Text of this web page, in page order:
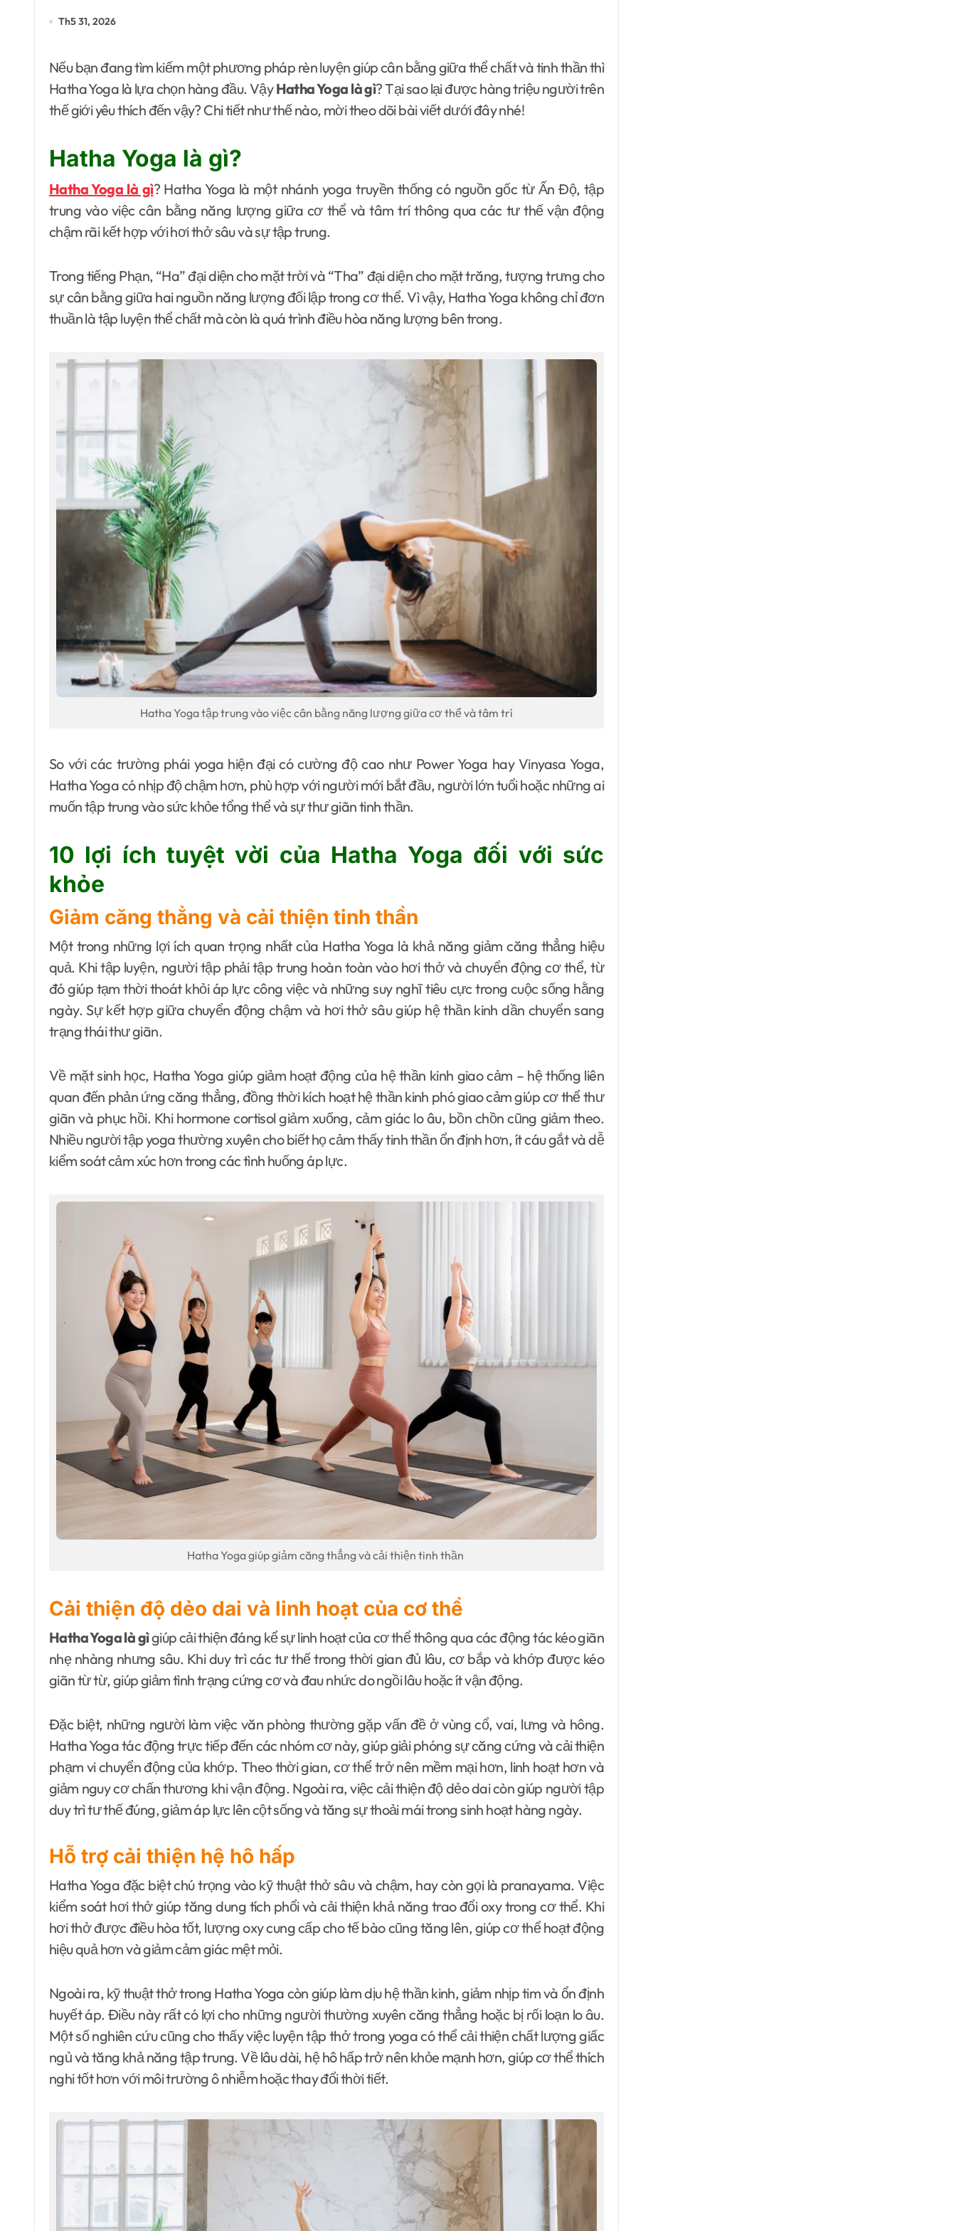
Th5 31, 2026
Nếu bạn đang tìm kiếm một phương pháp rèn luyện giúp cân bằng giữa thể chất và tinh thần thì
Hatha Yoga là lựa chọn hàng đầu. VậyHatha Yoga là gì? Tại sao lại được hàng triệu người trên
thế giới yêu thích đến vậy? Chi tiết như thế nào, mời theo dõi bài viết dưới đây nhé!
Hatha Yoga là gì?
Hatha Yoga là gì? Hatha Yoga là một nhánh yoga truyền thống có nguồn gốc từ Ấn Độ, tập
trung vào việc cân bằng năng lượng giữa cơ thể và tâm trí thông qua các tư thế vận động
chậm rãi kết hợp với hơi thở sâu và sự tập trung.
Trong tiếng Phạn, “Ha” đại diện cho mặt trời và “Tha” đại diện cho mặt trăng, tượng trưng cho
sự cân bằng giữa hai nguồn năng lượng đối lập trong cơ thể. Vì vậy, Hatha Yoga không chỉ đơn
thuần là tập luyện thể chất mà còn là quá trình điều hòa năng lượng bên trong.
Hatha Yoga tập trung vào việc cân bằng năng lượng giữa cơ thể và tâm trí
So với các trường phái yoga hiện đại có cường độ cao như Power Yoga hay Vinyasa Yoga,
Hatha Yoga có nhịp độ chậm hơn, phù hợp với người mới bắt đầu, người lớn tuổi hoặc những ai
muốn tập trung vào sức khỏe tổng thể và sự thư giãn tinh thần.
10 lợi ích tuyệt vời của Hatha Yoga đối với sức
khỏe
Giảm căng thẳng và cải thiện tinh thần
Một trong những lợi ích quan trọng nhất của Hatha Yoga là khả năng giảm căng thẳng hiệu
quả. Khi tập luyện, người tập phải tập trung hoàn toàn vào hơi thở và chuyển động cơ thể, từ
đó giúp tạm thời thoát khỏi áp lực công việc và những suy nghĩ tiêu cực trong cuộc sống hằng
ngày. Sự kết hợp giữa chuyển động chậm và hơi thở sâu giúp hệ thần kinh dần chuyển sang
trạng thái thư giãn.
Về mặt sinh học, Hatha Yoga giúp giảm hoạt động của hệ thần kinh giao cảm – hệ thống liên
quan đến phản ứng căng thẳng, đồng thời kích hoạt hệ thần kinh phó giao cảm giúp cơ thể thư
giãn và phục hồi. Khi hormone cortisol giảm xuống, cảm giác lo âu, bồn chồn cũng giảm theo.
Nhiều người tập yoga thường xuyên cho biết họ cảm thấy tinh thần ổn định hơn, ít cáu gắt và dễ
kiểm soát cảm xúc hơn trong các tình huống áp lực.
Hatha Yoga giúp giảm căng thẳng và cải thiện tinh thần
Cải thiện độ dẻo dai và linh hoạt của cơ thể
Hatha Yoga là gìgiúp cải thiện đáng kể sự linh hoạt của cơ thể thông qua các động tác kéo giãn
nhẹ nhàng nhưng sâu. Khi duy trì các tư thế trong thời gian đủ lâu, cơ bắp và khớp được kéo
giãn từ từ, giúp giảm tình trạng cứng cơ và đau nhức do ngồi lâu hoặc ít vận động.
Đặc biệt, những người làm việc văn phòng thường gặp vấn đề ở vùng cổ, vai, lưng và hông.
Hatha Yoga tác động trực tiếp đến các nhóm cơ này, giúp giải phóng sự căng cứng và cải thiện
phạm vi chuyển động của khớp. Theo thời gian, cơ thể trở nên mềm mại hơn, linh hoạt hơn và
giảm nguy cơ chấn thương khi vận động. Ngoài ra, việc cải thiện độ dẻo dai còn giúp người tập
duy trì tư thế đúng, giảm áp lực lên cột sống và tăng sự thoải mái trong sinh hoạt hàng ngày.
Hỗ trợ cải thiện hệ hô hấp
Hatha Yoga đặc biệt chú trọng vào kỹ thuật thở sâu và chậm, hay còn gọi là pranayama. Việc
kiểm soát hơi thở giúp tăng dung tích phổi và cải thiện khả năng trao đổi oxy trong cơ thể. Khi
hơi thở được điều hòa tốt, lượng oxy cung cấp cho tế bào cũng tăng lên, giúp cơ thể hoạt động
hiệu quả hơn và giảm cảm giác mệt mỏi.
Ngoài ra, kỹ thuật thở trong Hatha Yoga còn giúp làm dịu hệ thần kinh, giảm nhịp tim và ổn định
huyết áp. Điều này rất có lợi cho những người thường xuyên căng thẳng hoặc bị rối loạn lo âu.
Một số nghiên cứu cũng cho thấy việc luyện tập thở trong yoga có thể cải thiện chất lượng giấc
ngủ và tăng khả năng tập trung. Về lâu dài, hệ hô hấp trở nên khỏe mạnh hơn, giúp cơ thể thích
nghi tốt hơn với môi trường ô nhiễm hoặc thay đổi thời tiết.